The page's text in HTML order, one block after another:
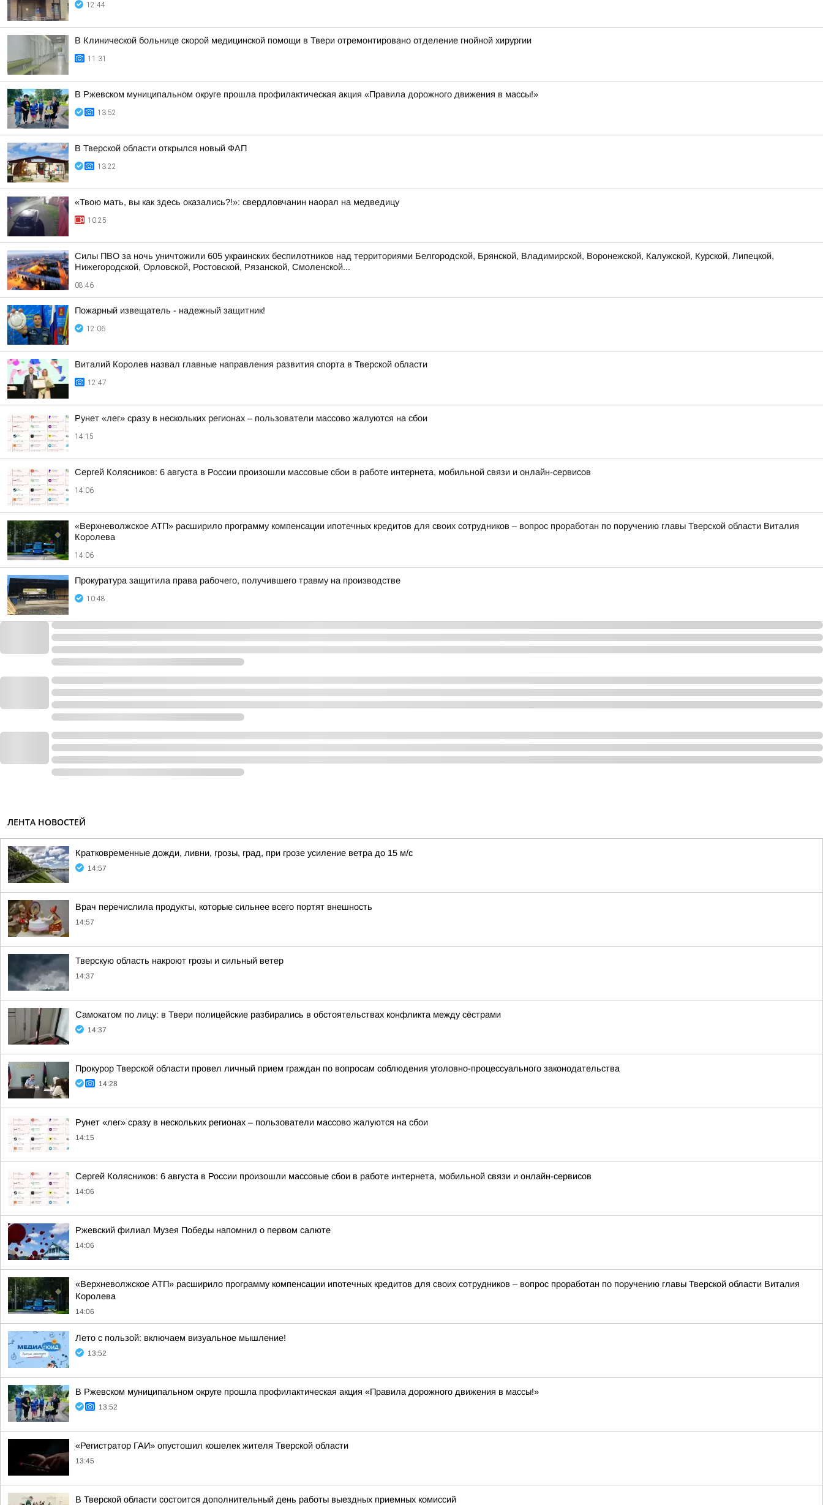
12:44
В Клинической больнице скорой медицинской помощи в Твери отремонтировано отделение гнойной хирургии
11:31
В Ржевском муниципальном округе прошла профилактическая акция «Правила дорожного движения в массы!»
13:52
В Тверской области открылся новый ФАП
13:22
«Твою мать, вы как здесь оказались?!»: свердловчанин наорал на медведицу
10:25
Силы ПВО за ночь уничтожили 605 украинских беспилотников над территориями Белгородской, Брянской, Владимирской, Воронежской, Калужской, Курской, Липецкой,
Нижегородской, Орловской, Ростовской, Рязанской, Смоленской...
08:46
Пожaрный извещатель - надежный зaщитник!
12:06
Виталий Королев назвал главные направления развития спорта в Тверской области
12:47
Рунет «лег» сразу в нескольких регионах – пользователи массово жалуются на сбои
14:15
Сергей Колясников: 6 августа в России произошли массовые сбои в работе интернета, мобильной связи и онлайн-сервисов
14:06
«Верхневолжское АТП» расширило программу компенсации ипотечных кредитов для своих сотрудников – вопрос проработан по поручению главы Тверской области Виталия
Королева
14:06
Прокуратура защитила права рабочего, получившего травму на производстве
10:48
ЛЕНТА НОВОСТЕЙ
Кратковременные дожди, ливни, грозы, град, при грозе усиление ветра до 15 м/с
14:57
Врач перечислила продукты, которые сильнее всего портят внешность
14:57
Тверскую область накроют грозы и сильный ветер
14:37
Самокатом по лицу: в Твери полицейские разбирались в обстоятельствах конфликта между сёстрами
14:37
Прокурор Тверской области провел личный прием граждан по вопросам соблюдения уголовно-процессуального законодательства
14:28
Рунет «лег» сразу в нескольких регионах – пользователи массово жалуются на сбои
14:15
Сергей Колясников: 6 августа в России произошли массовые сбои в работе интернета, мобильной связи и онлайн-сервисов
14:06
Ржевский филиал Музея Победы напомнил о первом салюте
14:06
«Верхневолжское АТП» расширило программу компенсации ипотечных кредитов для своих сотрудников – вопрос проработан по поручению главы Тверской области Виталия
Королева
14:06
Лето с пользой: включаем визуальное мышление!
13:52
В Ржевском муниципальном округе прошла профилактическая акция «Правила дорожного движения в массы!»
13:52
«Регистратор ГАИ» опустошил кошелек жителя Тверской области
13:45
В Тверской области состоится дополнительный день работы выездных приемных комиссий